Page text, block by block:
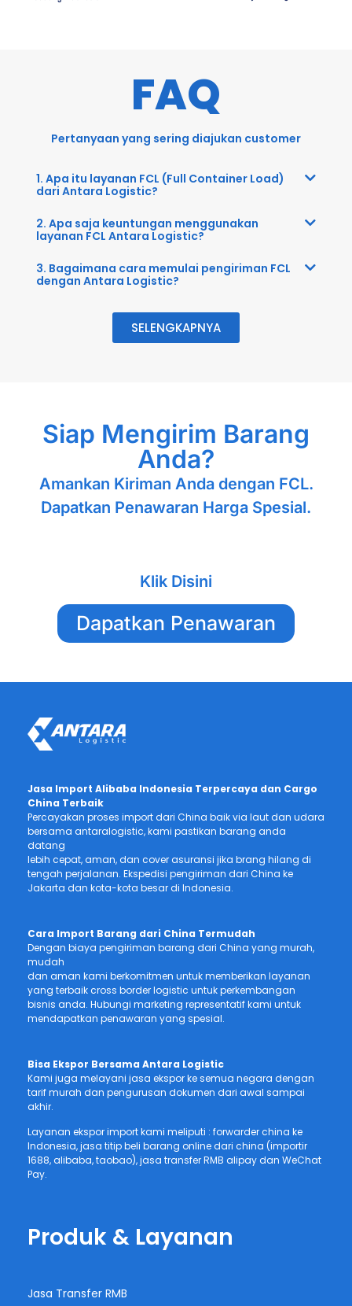
FAQ
Pertanyaan yang sering diajukan customer
1. Apa itu layanan FCL (Full Container Load)
dari Antara Logistic?
2. Apa saja keuntungan menggunakan
layanan FCL Antara Logistic?
3. Bagaimana cara memulai pengiriman FCL
dengan Antara Logistic?
SELENGKAPNYA
Siap Mengirim Barang
Anda?
Amankan Kiriman Anda dengan FCL.
Dapatkan Penawaran Harga Spesial.
Klik Disini
Dapatkan Penawaran
Jasa Import Alibaba Indonesia Terpercaya dan Cargo
China Terbaik
Percayakan proses import dari China baik via laut dan udara
bersama antaralogistic, kami pastikan barang anda
datang
lebih cepat, aman, dan cover asuransi jika brang hilang di
tengah perjalanan. Ekspedisi pengiriman dari China ke
Jakarta dan kota-kota besar di Indonesia.
Cara Import Barang dari China Termudah
Dengan biaya pengiriman barang dari China yang murah,
mudah
dan aman kami berkomitmen untuk memberikan layanan
yang terbaik cross border logistic untuk perkembangan
bisnis anda. Hubungi marketing representatif kami untuk
mendapatkan penawaran yang spesial.
Bisa Ekspor Bersama Antara Logistic
Kami juga melayani jasa ekspor ke semua negara dengan
tarif murah dan pengurusan dokumen dari awal sampai
akhir.
Layanan ekspor import kami meliputi : forwarder china ke
Indonesia, jasa titip beli barang online dari china (importir
1688, alibaba, taobao), jasa transfer RMB alipay dan WeChat
Pay.
Produk & Layanan
Jasa Transfer RMB